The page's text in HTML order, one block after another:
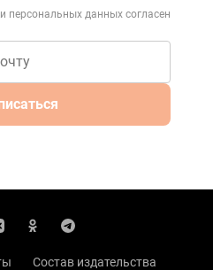
персональных данных согласен
Состав издательства